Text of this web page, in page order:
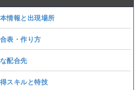
情報と出現場所
表・作り方
配合先
スキルと特技